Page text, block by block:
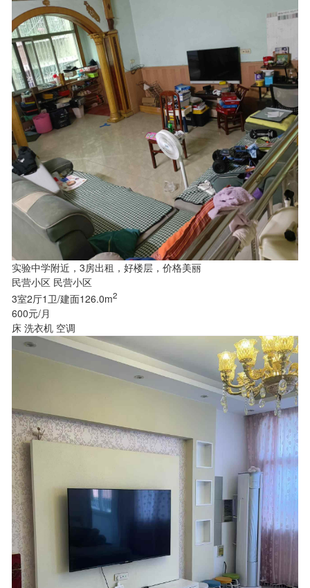
实验中学附近，3房出租，好楼层，价格美丽
民营小区 民营小区
3室2厅1卫/建面126.0m2
600元/月
床 洗衣机 空调